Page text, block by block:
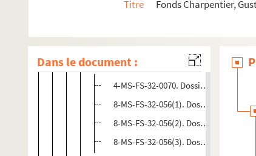
Titre
Fonds Charpentier,
Dans le document :
Photographies des interprètes de Louise
Programmes et affiches
Paris et province
4-MS-FS-32-0070. Dossier n° 1
8-MS-FS-32-056(1). Dossier n° 2
8-MS-FS-32-056(2). Dossier n° 3
8-MS-FS-32-056(3). Dossier n° 4